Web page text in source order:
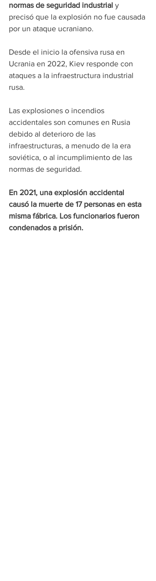
normas de seguridad industrial y
precisó que la explosión no fue causada
por un ataque ucraniano.
Desde el inicio la ofensiva rusa en
Ucrania en 2022, Kiev responde con
ataques a la infraestructura industrial
rusa.
Las explosiones o incendios
accidentales son comunes en Rusia
debido al deterioro de las
infraestructuras, a menudo de la era
soviética, o al incumplimiento de las
normas de seguridad.
En 2021, una explosión accidental
causó la muerte de 17 personas en esta
misma fábrica. Los funcionarios fueron
condenados a prisión.